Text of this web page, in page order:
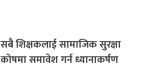
सबै शिक्षकलाई सामाजिक सुरक्षा
कोषमा समावेश गर्न ध्यानाकर्षण